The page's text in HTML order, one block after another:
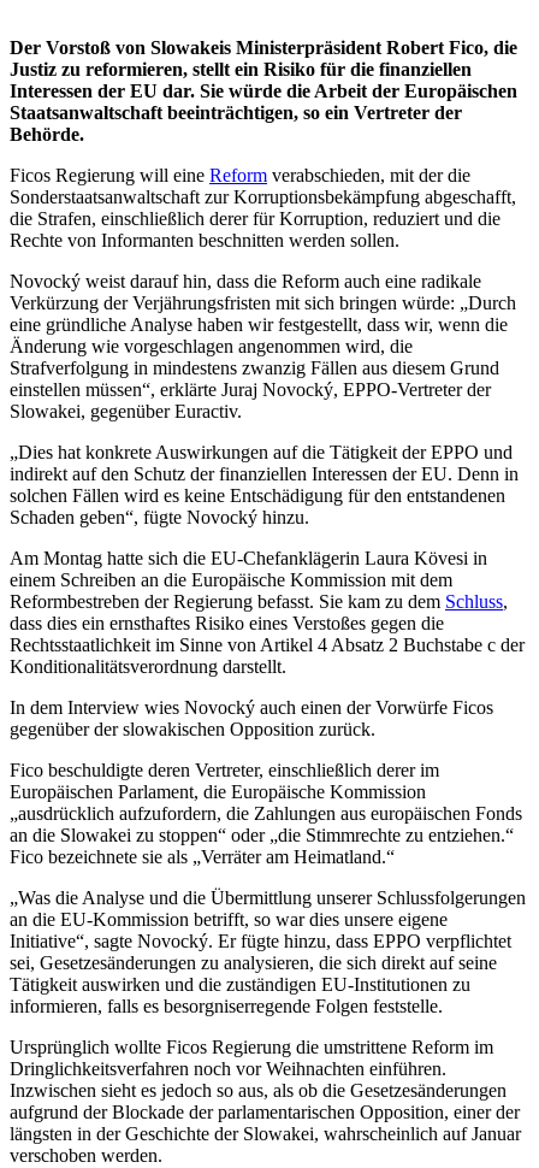
Der Vorstoß von Slowakeis Ministerpräsident Robert Fico, die
Justiz zu reformieren, stellt ein Risiko für die finanziellen
Interessen der EU dar. Sie würde die Arbeit der Europäischen
Staatsanwaltschaft beeinträchtigen, so ein Vertreter der
Behörde.
Ficos Regierung will eine Reform verabschieden, mit der die
Sonderstaatsanwaltschaft zur Korruptionsbekämpfung abgeschafft,
die Strafen, einschließlich derer für Korruption, reduziert und die
Rechte von Informanten beschnitten werden sollen.
Novocký weist darauf hin, dass die Reform auch eine radikale
Verkürzung der Verjährungsfristen mit sich bringen würde: „Durch
eine gründliche Analyse haben wir festgestellt, dass wir, wenn die
Änderung wie vorgeschlagen angenommen wird, die
Strafverfolgung in mindestens zwanzig Fällen aus diesem Grund
einstellen müssen“, erklärte Juraj Novocký, EPPO-Vertreter der
Slowakei, gegenüber Euractiv.
„Dies hat konkrete Auswirkungen auf die Tätigkeit der EPPO und
indirekt auf den Schutz der finanziellen Interessen der EU. Denn in
solchen Fällen wird es keine Entschädigung für den entstandenen
Schaden geben“, fügte Novocký hinzu.
Am Montag hatte sich die EU-Chefanklägerin Laura Kövesi in
einem Schreiben an die Europäische Kommission mit dem
Reformbestreben der Regierung befasst. Sie kam zu dem Schluss,
dass dies ein ernsthaftes Risiko eines Verstoßes gegen die
Rechtsstaatlichkeit im Sinne von Artikel 4 Absatz 2 Buchstabe c der
Konditionalitätsverordnung darstellt.
In dem Interview wies Novocký auch einen der Vorwürfe Ficos
gegenüber der slowakischen Opposition zurück.
Fico beschuldigte deren Vertreter, einschließlich derer im
Europäischen Parlament, die Europäische Kommission
„ausdrücklich aufzufordern, die Zahlungen aus europäischen Fonds
an die Slowakei zu stoppen“ oder „die Stimmrechte zu entziehen.“
Fico bezeichnete sie als „Verräter am Heimatland.“
„Was die Analyse und die Übermittlung unserer Schlussfolgerungen
an die EU-Kommission betrifft, so war dies unsere eigene
Initiative“, sagte Novocký. Er fügte hinzu, dass EPPO verpflichtet
sei, Gesetzesänderungen zu analysieren, die sich direkt auf seine
Tätigkeit auswirken und die zuständigen EU-Institutionen zu
informieren, falls es besorgniserregende Folgen feststelle.
Ursprünglich wollte Ficos Regierung die umstrittene Reform im
Dringlichkeitsverfahren noch vor Weihnachten einführen.
Inzwischen sieht es jedoch so aus, als ob die Gesetzesänderungen
aufgrund der Blockade der parlamentarischen Opposition, einer der
längsten in der Geschichte der Slowakei, wahrscheinlich auf Januar
verschoben werden.